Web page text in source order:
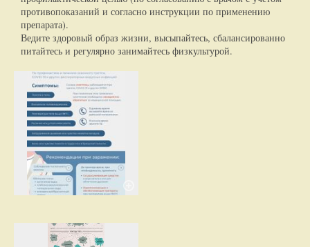
противопоказаний и согласно инструкции по применению
препарата).
Ведите здоровый образ жизни, высыпайтесь, сбалансированно
питайтесь и регулярно занимайтесь физкультурой.